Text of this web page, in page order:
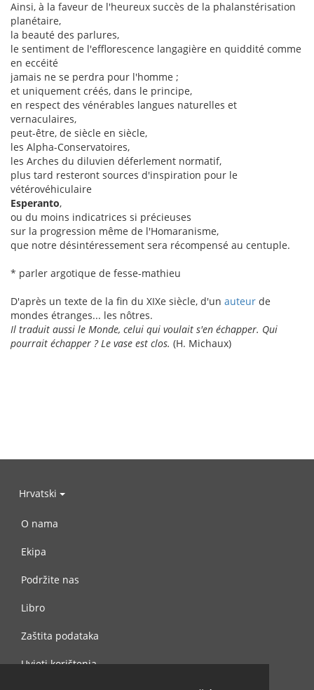
Ainsi, à la faveur de l'heureux succès de la phalanstérisation
planétaire,
la beauté des parlures,
le sentiment de l'efflorescence langagière en quiddité comme
en eccéité
jamais ne se perdra pour l'homme ;
et uniquement créés, dans le principe,
en respect des vénérables langues naturelles et
vernaculaires,
peut-être, de siècle en siècle,
les Alpha-Conservatoires,
les Arches du diluvien déferlement normatif,
plus tard resteront sources d'inspiration pour le
vétérovéhiculaire
Esperanto,
ou du moins indicatrices si précieuses
sur la progression même de l'Homaranisme,
que notre désintéressement sera récompensé au centuple.
* parler argotique de fesse-mathieu
D'après un texte de la fin du XIXe siècle, d'un auteur de
mondes étranges... les nôtres.
Il traduit aussi le Monde, celui qui voulait s'en échapper. Qui
pourrait échapper ? Le vase est clos. (H. Michaux)
Hrvatski
O nama
Ekipa
Podržite nas
Libro
Zaštita podataka
Uvjeti korištenja